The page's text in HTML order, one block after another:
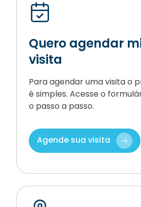
Quero agendar
visita
Para agendar uma visita o
é simples. Acesse o
o passo a passo.
Agende sua visita